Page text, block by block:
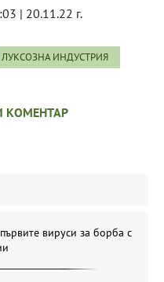
| 20.11.22 г.
ЛУКСОЗНА ИНДУСТРИЯ
КОМЕНТАР
вируси за борба с